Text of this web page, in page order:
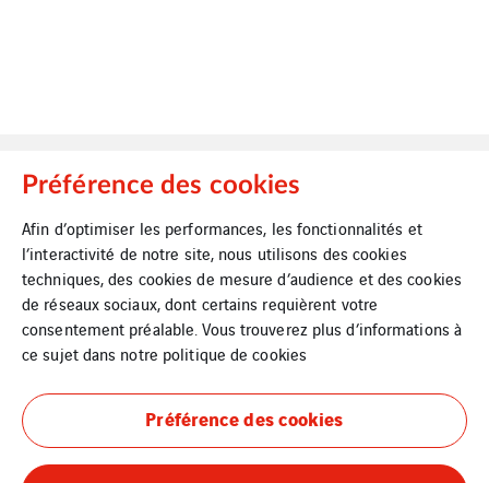
VINCI Energies Belgium
VINCI Energies
The Agility Effect
Mentions Légales
Préférence des cookies
Afin d’optimiser les performances, les fonctionnalités et
l’interactivité de notre site, nous utilisons des cookies
techniques, des cookies de mesure d’audience et des cookies
de réseaux sociaux, dont certains requièrent votre
consentement préalable. Vous trouverez plus d’informations à
ce sujet dans notre politique de cookies
Préférence des cookies